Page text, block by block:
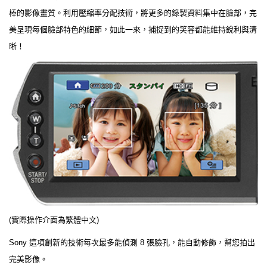
棒的影像畫質。利用壓縮率分配技術，將更多的錄製資料集中在臉部，完
美呈現每個臉部特色的細節，如此一來，捕捉到的笑容都能維持銳利與清
晰！
(實際操作介面為繁體中文)
Sony 這項創新的技術每次最多能偵測 8 張臉孔，能自動修飾，幫您拍出
完美影像。